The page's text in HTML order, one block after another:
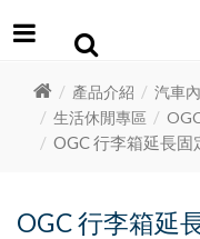
產品介紹 汽車
生活休閒專區
OGC 行李箱延長
OGC 行李箱延